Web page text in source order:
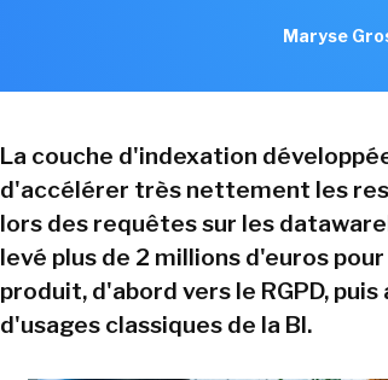
Maryse
La couche d'indexation
d'accélérer très nettement les
lors des requêtes sur les
levé plus de 2 millions d'euros
produit, d'abord vers le RGPD,
d'usages classiques de la BI.